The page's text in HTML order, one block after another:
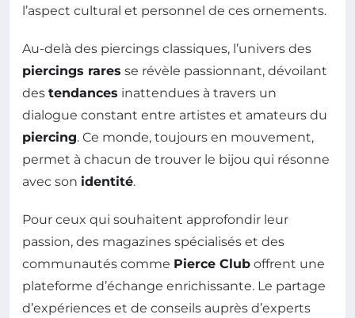
l’aspect cultural et personnel de ces ornements.
Au-delà des piercings classiques, l’univers des
piercings rares se révèle passionnant, dévoilant
des tendances inattendues à travers un
dialogue constant entre artistes et amateurs du
piercing. Ce monde, toujours en mouvement,
permet à chacun de trouver le bijou qui résonne
avec son identité.
Pour ceux qui souhaitent approfondir leur
passion, des magazines spécialisés et des
communautés comme Pierce Club offrent une
plateforme d’échange enrichissante. Le partage
d’expériences et de conseils auprès d’experts